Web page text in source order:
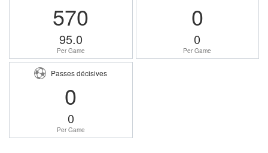
570
95.0
Per Game
0
0
Per Game
Passes décisives
0
0
Per Game